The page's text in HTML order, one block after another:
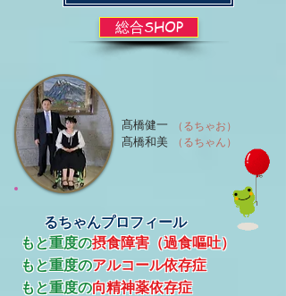
総合SHOP
（るちゃお）
（るちゃん）
髙橋健一
髙橋和美
るちゃんプロフィール
もと重度の摂食障害（過食嘔吐）
もと重度のアルコール依存症
​もと重度の向精神薬依存症